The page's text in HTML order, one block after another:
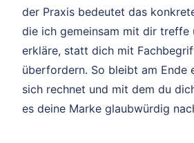
der Praxis bedeutet das
die ich gemeinsam mit dir treffe
erkläre, statt dich mit
überfordern. So bleibt am Ende
sich rechnet und mit dem du
es deine Marke glaubwürdig